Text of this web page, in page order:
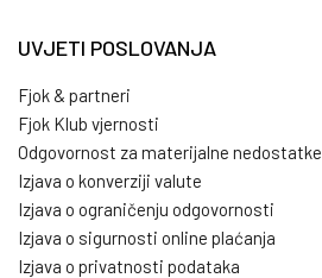
UVJETI POSLOVANJA
Fjok & partneri
Fjok Klub vjernosti
Odgovornost za materijalne nedostatke
Izjava o konverziji valute
Izjava o ograničenju odgovornosti
Izjava o sigurnosti online plaćanja
Izjava o privatnosti podataka